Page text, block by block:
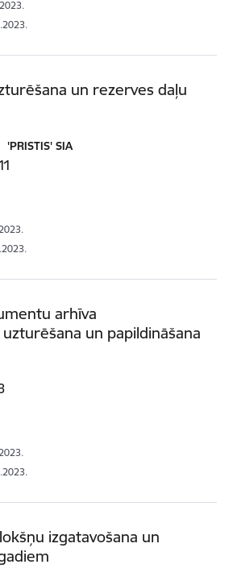
un rezerves daļu
'PRISTIS' SIA
arhīva
un papildināšana
izgatavošana un